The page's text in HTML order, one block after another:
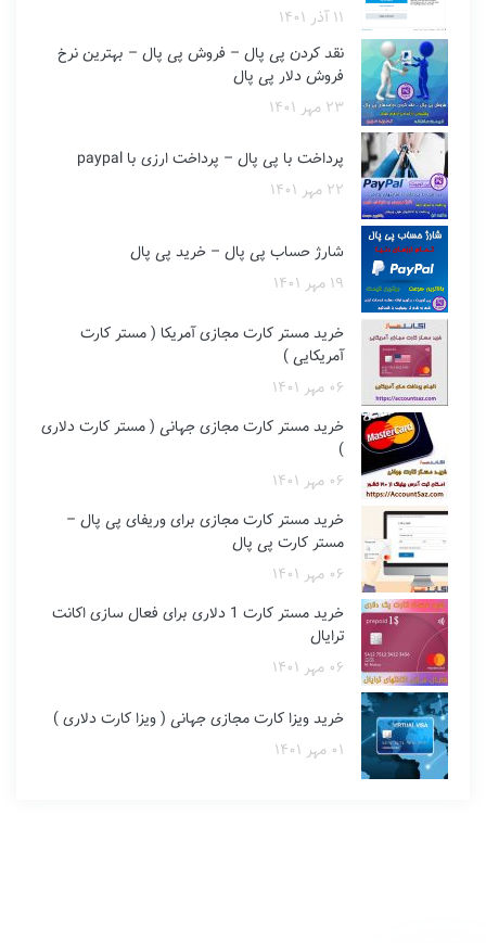
صفحه
انتخاب
شوند
انتخاب
۱۱ آذر ۱۴۰۱
نقد کردن پی پال – فروش پی پال – بهترین نرخ
فروش دلار پی پال
۲۳ مهر ۱۴۰۱
پرداخت با پی پال – پرداخت ارزی با paypal
۲۲ مهر ۱۴۰۱
شارژ حساب پی پال – خرید پی پال
۱۹ مهر ۱۴۰۱
خرید مستر کارت مجازی آمریکا ( مستر کارت
آمریکایی )
۰۶ مهر ۱۴۰۱
خرید مستر کارت مجازی جهانی ( مستر کارت دلاری
)
۰۶ مهر ۱۴۰۱
خرید مستر کارت مجازی برای وریفای پی پال –
مستر کارت پی پال
۰۶ مهر ۱۴۰۱
خرید مستر کارت 1 دلاری برای فعال سازی اکانت
ترایال
۰۶ مهر ۱۴۰۱
خرید ویزا کارت مجازی جهانی ( ویزا کارت دلاری )
۰۱ مهر ۱۴۰۱